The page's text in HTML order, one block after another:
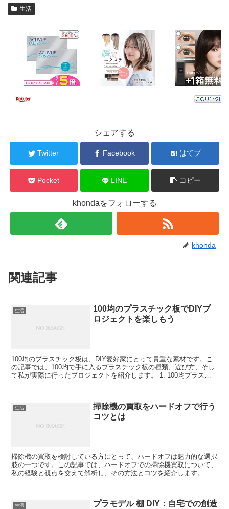
生活
シェアする
Twitter Facebook はてブ
Pocket LINE コピー
khondaをフォローする
khonda
関連記事
生活
100均のプラスチック板でDIYプ
ロジェクトを楽しもう
100均のプラスチック板は、DIY愛好家にとって貴重な素材です。こ
の記事では、100均で手に入るプラスチック板の種類、選び方、そし
て私が実際に行ったプロジェクトを紹介します。 1. 100均プラスチ
生活
掃除機の買取をハードオフで行う
コツとは
掃除機の買取を検討している方にとって、ハードオフは魅力的な選択
肢の一つです。この記事では、ハードオフでの掃除機買取について、
私の経験と視点を交えて解析し、その方法とコツを紹介します。 ハ
生活
プラモデル 棚 DIY：自宅での創造